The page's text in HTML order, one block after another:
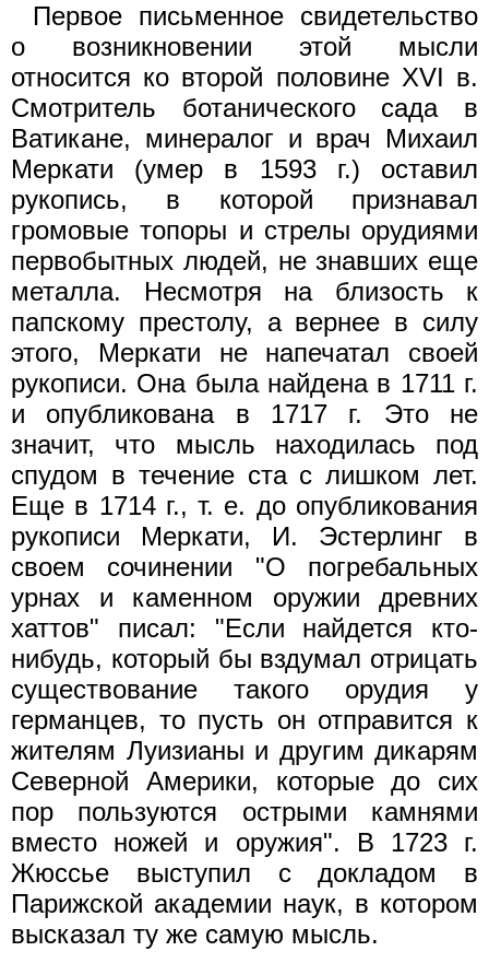
Первое письменное свидетельство
о возникновении этой мысли
относится ко второй половине XVI в.
Смотритель ботанического сада в
Ватикане, минералог и врач Михаил
Меркати (умер в 1593 г.) оставил
рукопись, в которой признавал
громовые топоры и стрелы орудиями
первобытных людей, не знавших еще
металла. Несмотря на близость к
папскому престолу, а вернее в силу
этого, Меркати не напечатал своей
рукописи. Она была найдена в 1711 г.
и опубликована в 1717 г. Это не
значит, что мысль находилась под
спудом в течение ста с лишком лет.
Еще в 1714 г., т. е. до опубликования
рукописи Meркати, И. Эстерлинг в
своем сочинении "О погребальных
урнах и каменном оружии древних
хаттов" писал: "Если найдется кто-
нибудь, который бы вздумал отрицать
существование такого орудия у
германцев, то пусть он отправится к
жителям Луизианы и другим дикарям
Северной Америки, которые до сих
пор пользуются острыми камнями
вместо ножей и оружия". В 1723 г.
Жюссье выступил с докладом в
Парижской академии наук, в котором
высказал ту же самую мысль.